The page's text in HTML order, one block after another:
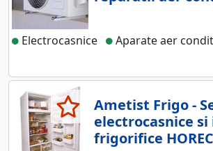
Electrocasnice
Aparate aer
Ametist Frigo -
electrocasnice
frigorifice